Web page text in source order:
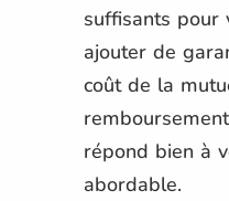
suffisants pour
ajouter de
coût de la
répond bien à
abordable.